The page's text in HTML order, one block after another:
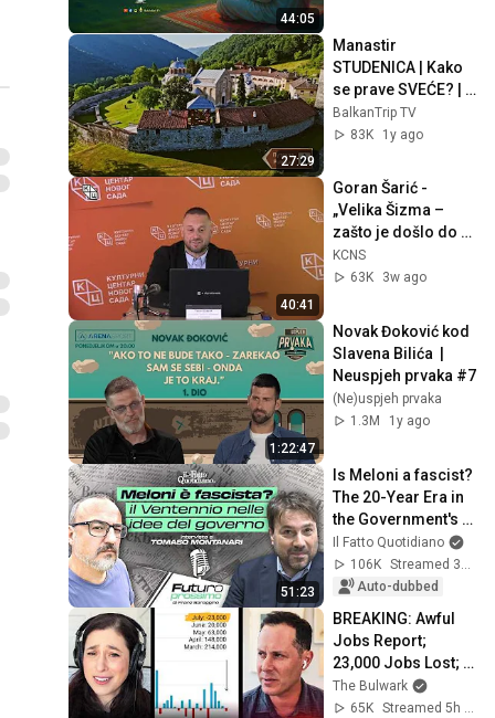
44:05
TV
27:29
Manastir
STUDENICA | Kako
se prave SVEĆE? |
Vizantijsko plavo |
Putokaz | Balkan
BalkanTrip TV
83K
1y ago
40:41
Goran Šarić -
„Velika Šizma –
zašto je došlo do
raskola
pravoslavаca i
KCNS
63K
3w ago
1:22:47
Novak Đoković kod
Slavena Bilića  |
Neuspjeh prvaka #7
(Ne)uspjeh prvaka
1.3M
1y ago
51:23
Is Meloni a fascist?
The 20-Year Era in
the Government's
Vision. Franz
Baraggino
interviews Tomas...
Il Fatto Quotidiano
106K
Streamed 3mo ago
Auto-dubbed
BREAKING: Awful
Jobs Report;
23,000 Jobs Lost;
May & June
Numbers Revised
The Bulwark
65K
Streamed 5h ago